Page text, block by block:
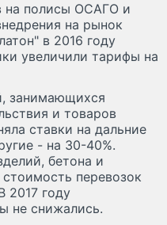
на полисы ОСАГО и
на рынок
в 2016 году
увеличили тарифы на
занимающихся
и товаров
ставки на дальние
- на 30-40%.
бетона и
перевозок
2017 году
не снижались.